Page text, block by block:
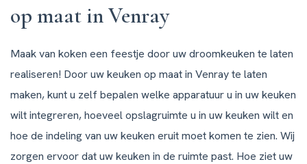
op maat in Venray
Maak van koken een feestje door uw droomkeuken te laten
realiseren! Door uw keuken op maat in Venray te laten
maken, kunt u zelf bepalen welke apparatuur u in uw keuken
wilt integreren, hoeveel opslagruimte u in uw keuken wilt en
hoe de indeling van uw keuken eruit moet komen te zien. Wij
zorgen ervoor dat uw keuken in de ruimte past. Hoe ziet uw